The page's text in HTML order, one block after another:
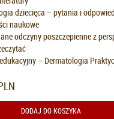
dziecięca – pytania i
naukowe
odczyny poszczepienne z
– Dermatologia
DODAJ DO KOSZYKA